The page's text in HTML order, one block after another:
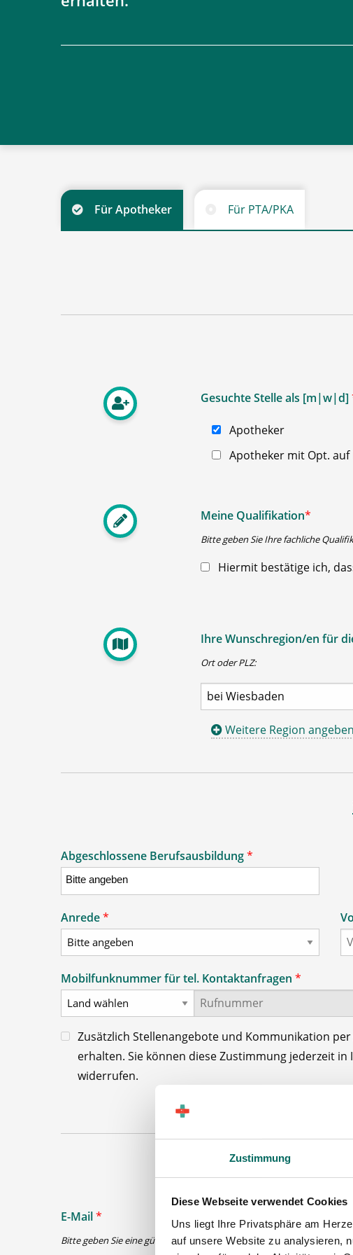
Zustimmung
Diese Webseite verwendet Cookies
Uns liegt Ihre Privatsphäre am
auf unsere Website zu analysieren,
Für Apotheker Für PTA/PKA
Gesuchte Stelle als [m|w|d]
Apotheker
Apotheker mit Opt. auf
Meine Qualifikation*
Bitte geben Sie Ihre fachliche
Hiermit bestätige ich,
Ihre Wunschregion/en für
Ort oder PLZ:
Weitere Region angeben
Abgeschlossene Berufsausbildung*
Anrede*
Mobilfunknummer für tel. Kontaktanfragen *
Zusätzlich Stellenangebote und Kommunikation per
erhalten. Sie können diese Zustimmung jederzeit
widerrufen.
E-Mail*
Bitte geben Sie eine gültige E-Mail-Adresse ein